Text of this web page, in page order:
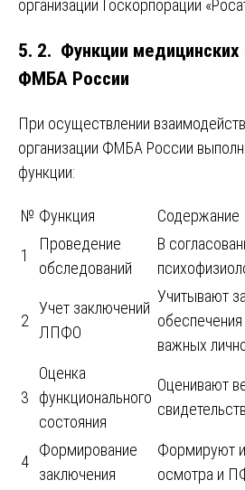
организации Госкорпорации
5. 2. Функции медицинских
ФМБА России
При осуществлении
организации ФМБА России
функции:
№ Функция Содержание
1
Проведение
обследований
В
2
Учет заключений
ЛПФО
Учитывают
важных
3
Оценка
функционального
состояния
Оценивают
4
Формирование
заключения
Формируют
осмотра и